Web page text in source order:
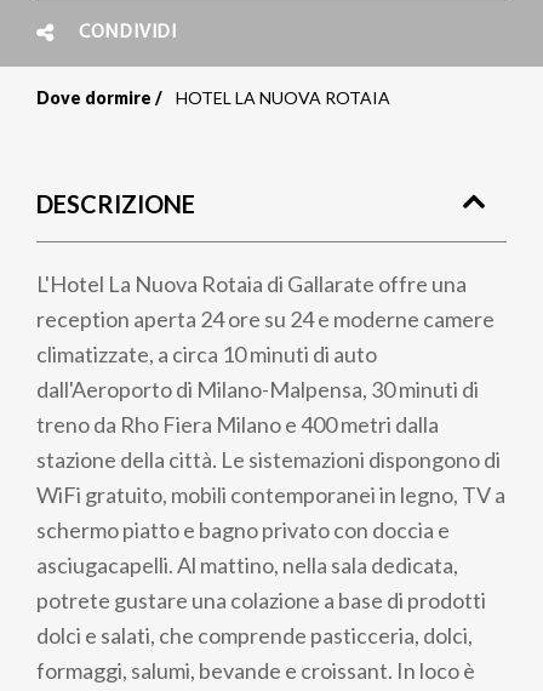
CONDIVIDI
pane
Dove dormire HOTEL LA NUOVA ROTAIA
DESCRIZIONE
L'Hotel La Nuova Rotaia di Gallarate offre una
reception aperta 24 ore su 24 e moderne camere
climatizzate, a circa 10 minuti di auto
dall'Aeroporto di Milano-Malpensa, 30 minuti di
treno da Rho Fiera Milano e 400 metri dalla
stazione della città. Le sistemazioni dispongono di
WiFi gratuito, mobili contemporanei in legno, TV a
schermo piatto e bagno privato con doccia e
asciugacapelli. Al mattino, nella sala dedicata,
potrete gustare una colazione a base di prodotti
dolci e salati, che comprende pasticceria, dolci,
formaggi, salumi, bevande e croissant. In loco è